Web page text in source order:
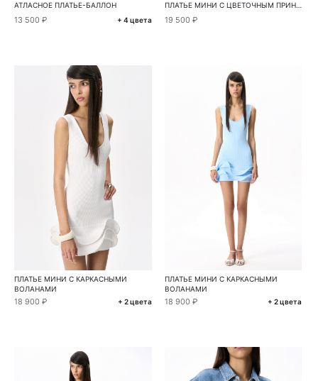
АТЛАСНОЕ ПЛАТЬЕ-БАЛЛОН
13 500 ₽ + 4 цвета
ПЛАТЬЕ МИНИ С ЦВЕТОЧНЫМ ПРИНТОМ
19 500 ₽
ПЛАТЬЕ МИНИ С КАРКАСНЫМИ
ВОЛАНАМИ
18 900 ₽ + 2 цвета
ПЛАТЬЕ МИНИ С КАРКАСНЫМИ
ВОЛАНАМИ
18 900 ₽ + 2 цвета